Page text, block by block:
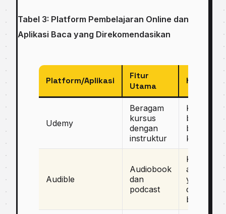
Tabel 3: Platform Pembelajaran Online dan
Aplikasi Baca yang Direkomendasikan
Platform/Aplikasi
Fitur
Utama
Udemy
Beragam
kursus
dengan
instruktur
Kursus
berbagai
bidang
keahlian
Audible
Audiobook
dan
podcast
Koleksi
audiobook
yang luas
dan
bervariasi